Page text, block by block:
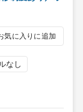
気に入りに追加
なし